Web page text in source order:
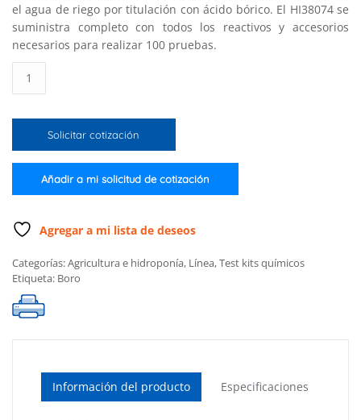
el agua de riego por titulación con ácido bórico. El HI38074 se
suministra completo con todos los reactivos y accesorios
necesarios para realizar 100 pruebas.
químico
pruebas
agua
riego
Solicitar cotización
Añadir a mi solicitud de cotización
Agregar a mi lista de deseos
Categorías:Agricultura e hidroponía, Línea,Test kits químicos
Etiqueta: Boro
Información del producto Especificaciones